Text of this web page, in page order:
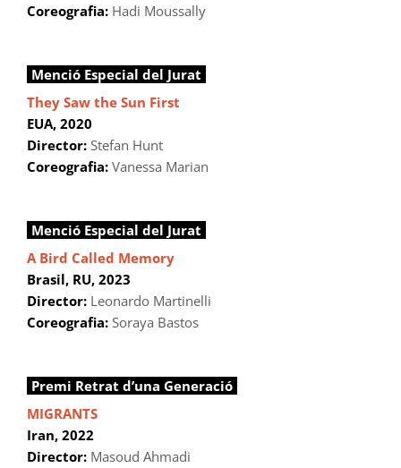
Coreografia:Hadi Moussally
Menció Especial del Jurat
They Saw the Sun First
EUA, 2020
Director:Stefan Hunt
Coreografia:Vanessa Marian
Menció Especial del Jurat
A Bird Called Memory
Brasil, RU, 2023
Director:Leonardo Martinelli
Coreografia:Soraya Bastos
Premi Retrat d’una Generació
MIGRANTS
Iran, 2022
Director:Masoud Ahmadi